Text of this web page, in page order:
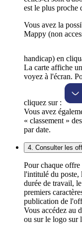
est le plus proche
Vous avez la
Mappy (non
handicap) en
La carte affiche
voyez à l'écran.
cliquez sur :
Vous avez
« classement »
par date.
4. Consulter les
Pour chaque
l'intitulé du poste,
durée de travail,
premiers
publication de
Vous accédez au
ou sur le logo sur